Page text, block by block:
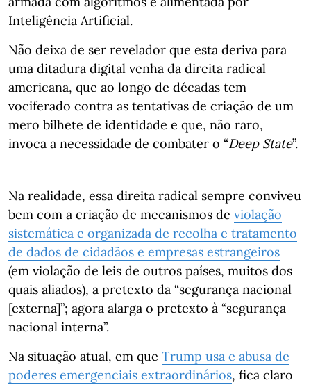
Inteligência Artificial.
Não deixa de ser revelador que esta deriva para
uma ditadura digital venha da direita radical
americana, que ao longo de décadas tem
vociferado contra as tentativas de criação de um
mero bilhete de identidade e que, não raro,
invoca a necessidade de combater o “Deep State”.
Na realidade, essa direita radical sempre conviveu
bem com a criação de mecanismos de violação
sistemática e organizada de recolha e tratamento
de dados de cidadãos e empresas estrangeiros
(em violação de leis de outros países, muitos dos
quais aliados), a pretexto da “segurança nacional
[externa]”; agora alarga o pretexto à “segurança
nacional interna”.
Na situação atual, em que Trump usa e abusa de
poderes emergenciais extraordinários, fica claro